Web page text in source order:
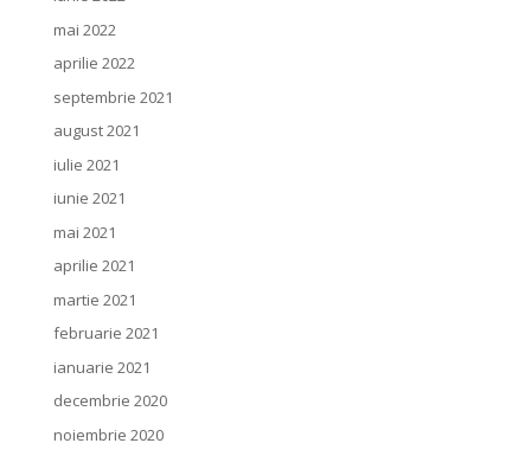
mai 2022
aprilie 2022
septembrie 2021
august 2021
iulie 2021
iunie 2021
mai 2021
aprilie 2021
martie 2021
februarie 2021
ianuarie 2021
decembrie 2020
noiembrie 2020